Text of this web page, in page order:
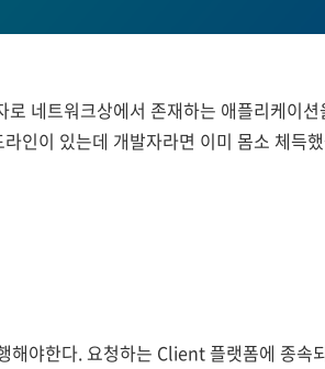
네트워크상에서 존재하는 애플리케이션
인이 있는데 개발자라면 이미 몸소 체득
야한다. 요청하는 Client 플랫폼에 종속